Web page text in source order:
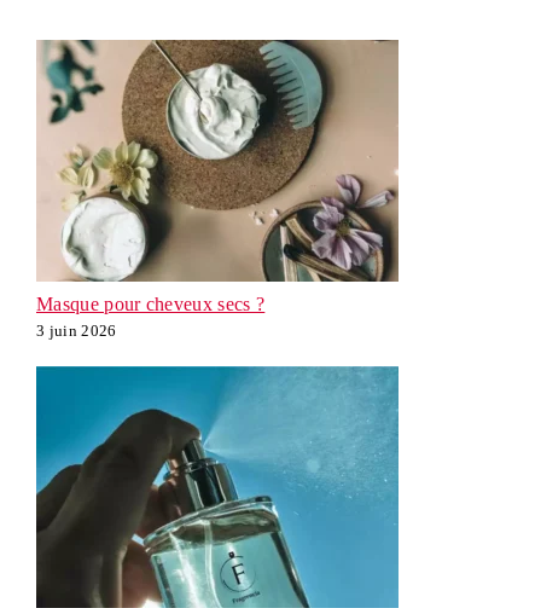
Masque pour cheveux secs ?
3 juin 2026